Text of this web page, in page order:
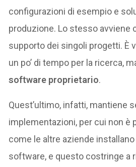
configurazioni di esempio e
produzione. Lo stesso avviene
supporto dei singoli progetti. È
un po’ di tempo per la ricerca,
software proprietario.
Quest’ultimo, infatti, mantiene
implementazioni, per cui non è
come le altre aziende
software, e questo costringe a